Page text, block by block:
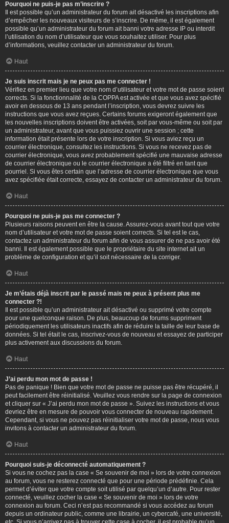
Pourquoi ne puis-je pas m’inscrire ?
Il est possible qu’un administrateur du forum ait désactivé les inscriptions afin
d’empêcher les nouveaux visiteurs de s’inscrire. De même, il est également
possible qu’un administrateur du forum ait banni votre adresse IP ou interdit
l’utilisation du nom d’utilisateur que vous souhaitez utiliser. Pour plus
d’informations, veuillez contacter un administrateur du forum.
Haut
Je suis inscrit mais je ne peux pas me connecter !
Vérifiez en premier lieu que votre nom d’utilisateur et votre mot de passe soient
corrects. Si la fonctionnalité de la COPPA est activée et que vous avez spécifié
avoir en dessous de 13 ans pendant l’inscription, vous devrez suivre les
instructions que vous avez reçues. Certains forums exigeront également que
les nouvelles inscriptions doivent être activées, soit par vous-même ou soit par
un administrateur, avant que vous puissiez ouvrir une session ; cette
information était présente lors de votre inscription. Si vous aviez reçu un
courrier électronique, consultez les instructions. Si vous ne recevez pas de
courrier électronique, vous avez probablement spécifié une mauvaise adresse
de courrier électronique ou le courrier électronique a été filtré en tant que
pourriel. Si vous êtes certain que l’adresse de courrier électronique que vous
avez spécifiée était correcte, essayez de contacter un administrateur du forum.
Haut
Pourquoi ne puis-je pas me connecter ?
Plusieurs raisons peuvent en être la cause. Assurez-vous avant tout que votre
nom d’utilisateur et votre mot de passe soient corrects. Si tel est le cas,
contactez un administrateur du forum afin de vous assurer de ne pas avoir été
banni. Il est également possible que le propriétaire du site internet ait un
problème de configuration et qu’il soit nécessaire de la corriger.
Haut
Je m’étais déjà inscrit par le passé mais ne peux à présent plus me
connecter ?!
Il est possible qu’un administrateur ait désactivé ou supprimé votre compte
pour une quelconque raison. De plus, beaucoup de forums suppriment
périodiquement les utilisateurs inactifs afin de réduire la taille de leur base de
données. Si tel était le cas, inscrivez-vous de nouveau et essayez de participer
plus activement aux discussions du forum.
Haut
J’ai perdu mon mot de passe !
Pas de panique ! Bien que votre mot de passe ne puisse pas être récupéré, il
peut facilement être réinitialisé. Veuillez vous rendre sur la page de connexion
et cliquer sur « J’ai perdu mon mot de passe ». Suivez les instructions et vous
devriez être en mesure de pouvoir vous connecter de nouveau rapidement.
Cependant, si vous ne pouvez pas réinitialiser votre mot de passe, nous vous
invitons à contacter un administrateur du forum.
Haut
Pourquoi suis-je déconnecté automatiquement ?
Si vous ne cochez pas la case « Se souvenir de moi » lors de votre connexion
au forum, vous ne resterez connecté que pour une période prédéfinie. Cela
permet d’éviter que votre compte soit utilisé par quelqu’un d’autre. Pour rester
connecté, veuillez cocher la case « Se souvenir de moi » lors de votre
connexion au forum. Ceci n’est pas recommandé si vous accédez au forum
depuis un ordinateur public, comme une librairie, un cybercafé, une université,